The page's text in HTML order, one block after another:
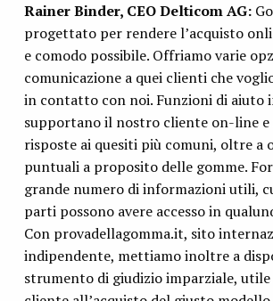
Rainer Binder, CEO Delticom AG:
progettato per rendere l’acquisto
e comodo possibile. Offriamo varie
comunicazione a quei clienti che
in contatto con noi. Funzioni di aiuto
supportano il nostro cliente on-line
risposte ai quesiti più comuni, oltre a
puntuali a proposito delle gomme.
grande numero di informazioni utili,
parti possono avere accesso in
Con provadellagomma.it, sito
indipendente, mettiamo inoltre a
strumento di giudizio imparziale,